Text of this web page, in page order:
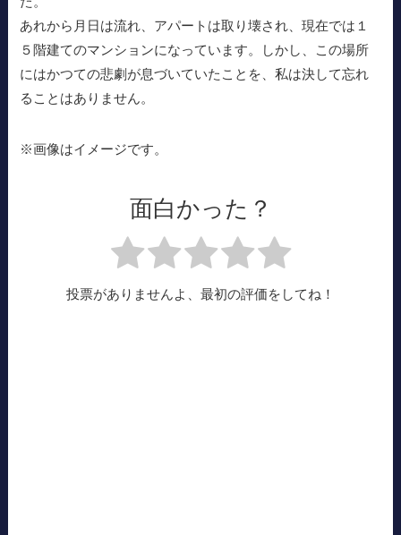
あれから月日は流れ、アパートは取り壊され、現在では１
５階建てのマンションになっています。しかし、この場所
にはかつての悲劇が息づいていたことを、私は決して忘れ
ることはありません。
※画像はイメージです。
面白かった？
投票がありませんよ、最初の評価をしてね！